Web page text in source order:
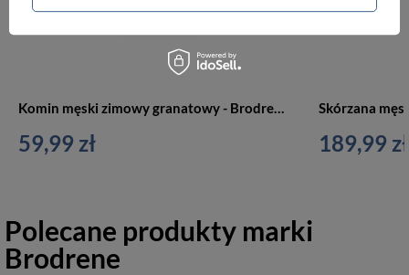
Komin męski zimowy granatowy - Brodrene 9918-NAVYMOULIN
59,99 zł 189,99 zł
Polecane produkty marki
Brodrene